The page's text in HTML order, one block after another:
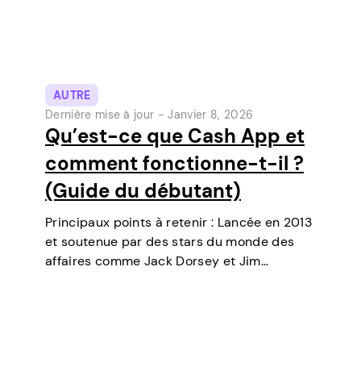
AUTRE
Dernière mise à jour -Janvier 8, 2026
Qu’est-ce que Cash App et
comment fonctionne-t-il ?
(Guide du débutant)
Principaux points à retenir : Lancée en 2013
et soutenue par des stars du monde des
affaires comme Jack Dorsey et Jim